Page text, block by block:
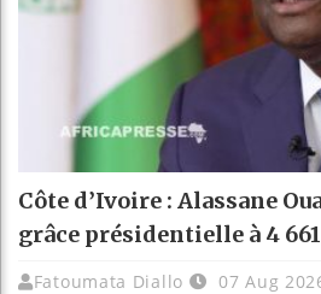
Côte d’Ivoire : Alassane
grâce présidentielle à 4
Fatoumata Diallo 07 Aug